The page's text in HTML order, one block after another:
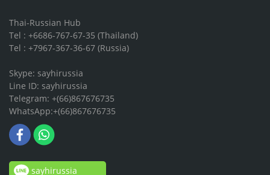
Thai-Russian Hub
Tel : +6686-767-67-35 (Thailand)
Tel : +7967-367-36-67 (Russia)
Skype: sayhirussia
Line ID: sayhirussia
Telegram: +(66)867676735
WhatsApp:+(66)867676735
sayhirussia